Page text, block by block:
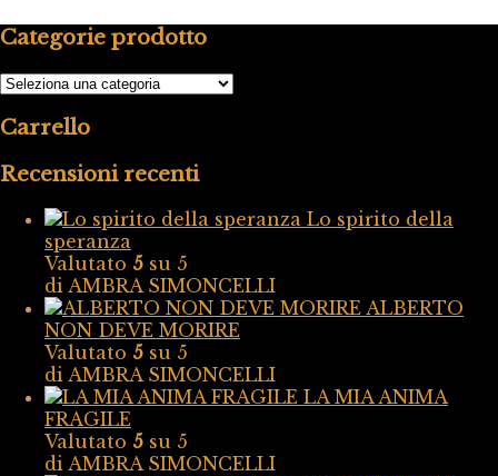
Categorie prodotto
Carrello
Recensioni recenti
Lo spirito della
speranza
Valutato 5 su 5
di AMBRA SIMONCELLI
ALBERTO
NON DEVE MORIRE
Valutato 5 su 5
di AMBRA SIMONCELLI
LA MIA ANIMA
FRAGILE
Valutato 5 su 5
di AMBRA SIMONCELLI